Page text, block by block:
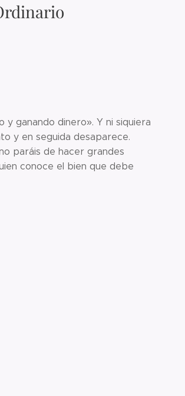
y ganando dinero». Y ni siquiera
y en seguida desaparece.
paráis de hacer grandes
conoce el bien que debe